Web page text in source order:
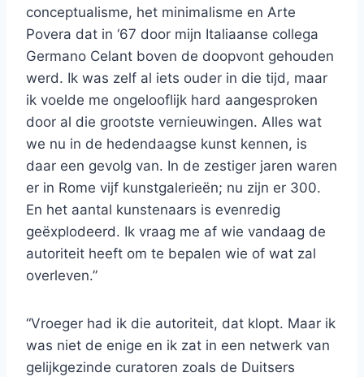
conceptualisme, het minimalisme en Arte
Povera dat in ‘67 door mijn Italiaanse collega
Germano Celant boven de doopvont gehouden
werd. Ik was zelf al iets ouder in die tijd, maar
ik voelde me ongelooflijk hard aangesproken
door al die grootste vernieuwingen. Alles wat
we nu in de hedendaagse kunst kennen, is
daar een gevolg van. In de zestiger jaren waren
er in Rome vijf kunstgalerieën; nu zijn er 300.
En het aantal kunstenaars is evenredig
geëxplodeerd. Ik vraag me af wie vandaag de
autoriteit heeft om te bepalen wie of wat zal
overleven.”
“Vroeger had ik die autoriteit, dat klopt. Maar ik
was niet de enige en ik zat in een netwerk van
gelijkgezinde curatoren zoals de Duitsers